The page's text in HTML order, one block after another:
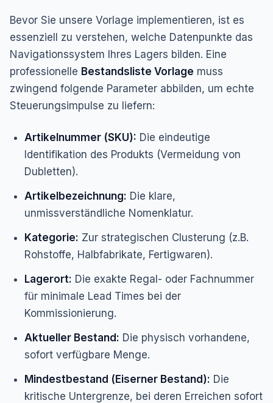
Bevor Sie unsere Vorlage implementieren, ist es
essenziell zu verstehen, welche Datenpunkte das
Navigationssystem Ihres Lagers bilden. Eine
professionelle Bestandsliste Vorlage muss
zwingend folgende Parameter abbilden, um echte
Steuerungsimpulse zu liefern:
Artikelnummer (SKU): Die eindeutige
Identifikation des Produkts (Vermeidung von
Dubletten).
Artikelbezeichnung: Die klare,
unmissverständliche Nomenklatur.
Kategorie: Zur strategischen Clusterung (z.B.
Rohstoffe, Halbfabrikate, Fertigwaren).
Lagerort: Die exakte Regal- oder Fachnummer
für minimale Lead Times bei der
Kommissionierung.
Aktueller Bestand: Die physisch vorhandene,
sofort verfügbare Menge.
Mindestbestand (Eiserner Bestand): Die
kritische Untergrenze, bei deren Erreichen sofort